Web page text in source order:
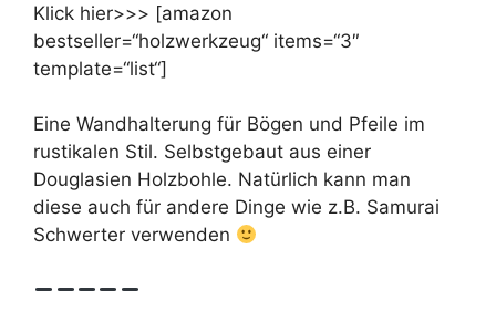
Klick hier>>> [amazon
bestseller=“holzwerkzeug“ items=“3″
template=“list“]
Eine Wandhalterung für Bögen und Pfeile im
rustikalen Stil. Selbstgebaut aus einer
Douglasien Holzbohle. Natürlich kann man
diese auch für andere Dinge wie z.B. Samurai
Schwerter verwenden